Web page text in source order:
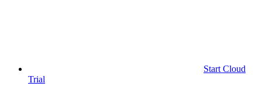
Start Cloud
Trial